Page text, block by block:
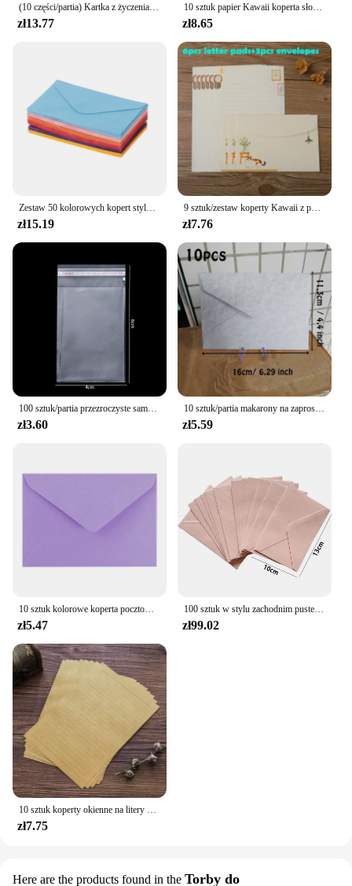
(10 części/partia) Kartka z życzeniami Karta z imieniem Koperta Tłoczenie na gorąco Miłość Perłowe kwadratowe koperty papierowe
zł13.77
10 sztuk papier Kawaii koperta słodkie słodkie torebka ślubna w stylu koperty zaproszenie na karty Scrapbooking prezent
zł8.65
Zestaw 50 kolorowych kopert stylu vintage, mieszanych kolorów 2,4 4 cale na przyjęcie weselne
zł15.19
9 sztuk/zestaw koperty Kawaii z podkładkami do listów słodkie koty papier do pisania listów wesele zaproszenie na karty okładka koreańskie artykuły papiernicze
zł7.76
100 sztuk/partia przezroczyste samoprzylepne torby z celofanem z tworzywa sztucznego torby na prezenty i torebki do pakowania biżuterii
zł3.60
10 sztuk/partia makarony na zaproszenia ślubne wysokiej jakości 250g papierowe pocztówki małe firmy zaopatrują koperty papiernicze
zł5.59
zł5.47
100 sztuk w stylu zachodnim puste mini koperty papierowe różowe zaproszenie na przyjęcie weselne kartki z życzeniami prezent mała koperta z paragonami biała
zł99.02
zł7.75
Here are the products found in the Torby do